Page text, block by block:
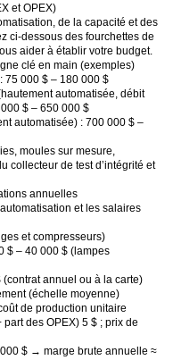
et OPEX)
de la capacité et des
ci-dessous des fourchettes de
aider à établir votre budget.
clé en main (exemples)
75 000 $ – 180 000 $
automatisée, débit
$ – 650 000 $
automatisée) : 700 000 $ –
moules sur mesure,
collecteur de test d’intégrité et
annuelles
et les salaires
et compresseurs)
$ – 40 000 $ (lampes
(contrat annuel ou à la carte)
(échelle moyenne)
de production unitaire
des OPEX) 5 $ ; prix de
$ → marge brute annuelle ≈